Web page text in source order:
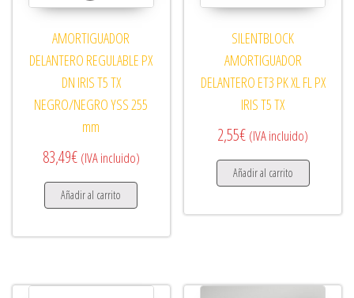
AMORTIGUADOR
DELANTERO REGULABLE PX
DN IRIS T5 TX
NEGRO/NEGRO YSS 255
mm
83,49€ (IVA incluido)
Añadir al carrito
SILENTBLOCK
AMORTIGUADOR
DELANTERO ET3 PK XL FL PX
IRIS T5 TX
2,55€ (IVA incluido)
Añadir al carrito